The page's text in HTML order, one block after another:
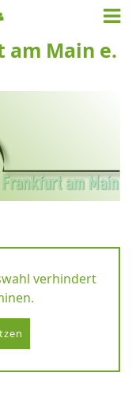
am Main e.
verhindert